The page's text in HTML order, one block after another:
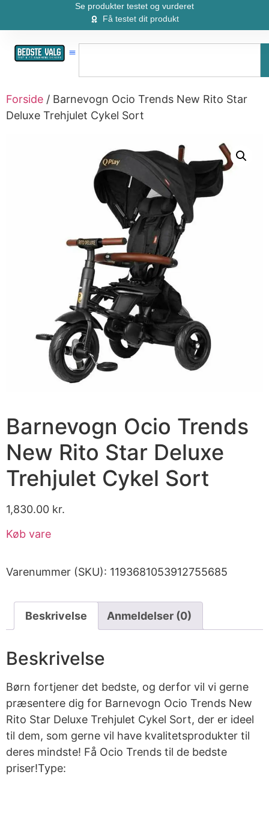
Se produkter testet og vurderet
Få testet dit produkt
Forside / Barnevogn Ocio Trends New Rito Star
Deluxe Trehjulet Cykel Sort
Barnevogn Ocio Trends
New Rito Star Deluxe
Trehjulet Cykel Sort
1,830.00 kr.
Køb vare
Varenummer (SKU): 1193681053912755685
Beskrivelse Anmeldelser (0)
Beskrivelse
Børn fortjener det bedste, og derfor vil vi gerne
præsentere dig for Barnevogn Ocio Trends New
Rito Star Deluxe Trehjulet Cykel Sort, der er ideel
til dem, som gerne vil have kvalitetsprodukter til
deres mindste! Få Ocio Trends til de bedste
priser!Type: